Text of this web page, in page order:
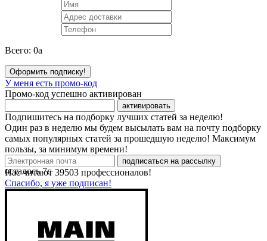
Всего: 0a
Оформить подписку!
У меня есть промо-код
Промо-код успешно активирован
активировать
Подпишитесь на подборку лучших статей за неделю!
Один раз в неделю мы будем высылать вам на почту подборку
самых популярных статей за прошедшую неделю! Максимум
пользы, за минимум времени!
подписаться на рассылку
Нас читают 39503 профессионалов!
Спасибо, я уже подписан!
осталось7с